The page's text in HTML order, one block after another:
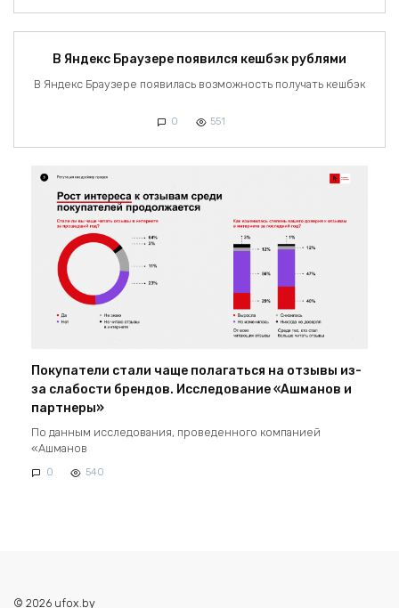
В Яндекс Браузере появился кешбэк рублями
В Яндекс Браузере появилась возможность получать кешбэк
0 551
Покупатели стали чаще полагаться на отзывы из-
за слабости брендов. Исследование «Ашманов и
партнеры»
По данным исследования, проведенного компанией
«Ашманов
0 540
© 2026 ufox.by